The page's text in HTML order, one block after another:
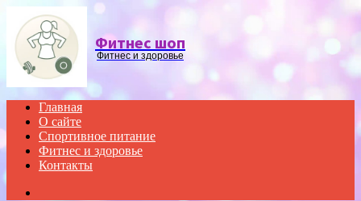
Фитнес шоп
Фитнес и здоровье
Главная
О сайте
Спортивное питание
Фитнес и здоровье
Контакты